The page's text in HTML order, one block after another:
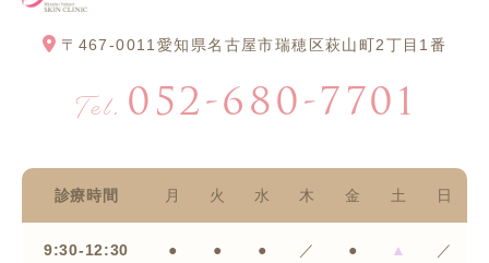
〒467-0011 愛知県名古屋市瑞穂区萩山町2丁目1番
Tel. 052-680-7701
診療時間 月 火 水 木 金 土 日
9:30-12:30 ● ● ● ／ ● ▲ ／